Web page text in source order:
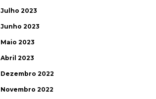
Julho 2023
Junho 2023
Maio 2023
Abril 2023
Dezembro 2022
Novembro 2022